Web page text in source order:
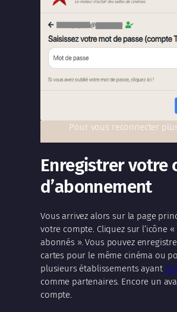
Pour vous reconnecter
Enregistrer votre
d’abonnement
Vous arrivez alors sur la page
votre compte. Cliquez sur l’icône «
abonnés ». Vous pouvez
cartes pour le même cinéma ou
plusieurs établissements ayant
comme partenaires. Encore un
compte.